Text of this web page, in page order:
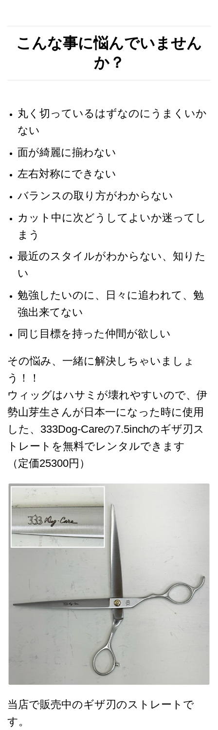
こんな事に悩んでいません
か？
丸く切っているはずなのにうまくいか
ない
面が綺麗に揃わない
左右対称にできない
バランスの取り方がわからない
カット中に次どうしてよいか迷ってし
まう
最近のスタイルがわからない、知りた
い
勉強したいのに、日々に追われて、勉
強出来てない
同じ目標を持った仲間が欲しい
その悩み、一緒に解決しちゃいましょ
う！！
ウィッグはハサミが壊れやすいので、伊
勢山芽生さんが日本一になった時に使用
した、333Dog-Careの7.5inchのギザ刃ス
トレートを無料でレンタルできます
（定価25300円）
当店で販売中のギザ刃のストレートで
す。